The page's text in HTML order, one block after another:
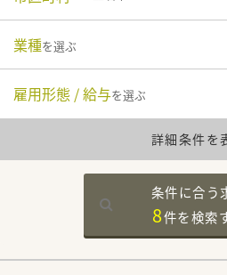
業種を選ぶ
雇用形態 / 給与を選ぶ
詳細条件を
条件に合う
8件を検索